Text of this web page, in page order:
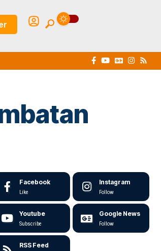
Facebook
Like
Instagram
Follow
Youtube
Subscribe
Google News
Follow
RSS Feed